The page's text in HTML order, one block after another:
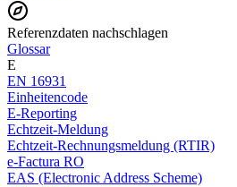
Referenzdaten nachschlagen
Glossar
E
EN 16931
Einheitencode
E-Reporting
Echtzeit-Meldung
Echtzeit-Rechnungsmeldung (RTIR)
e-Factura RO
EAS (Electronic Address Scheme)